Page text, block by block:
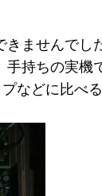
ませんでし
持ちの実機
などに比べ